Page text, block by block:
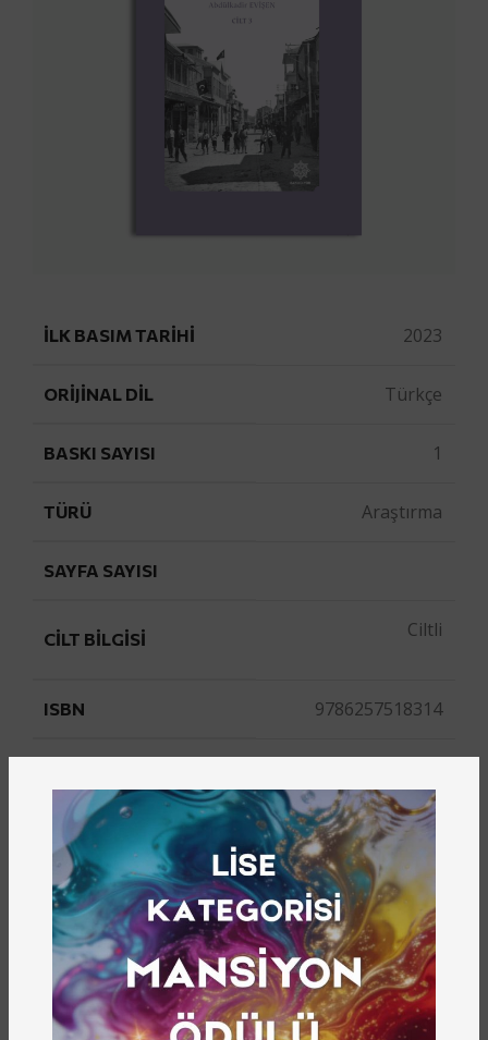
İLK BASIM TARIHI 2023
ORIJINAL DIL Türkçe
BASKI SAYISI 1
TÜRÜ Araştırma
SAYFA SAYISI
CILT BILGISI Ciltli
ISBN 9786257518314
YAYINEVI Gazikültür
YAYIN NUMARASI
Satın Almak İçin Tıklayın